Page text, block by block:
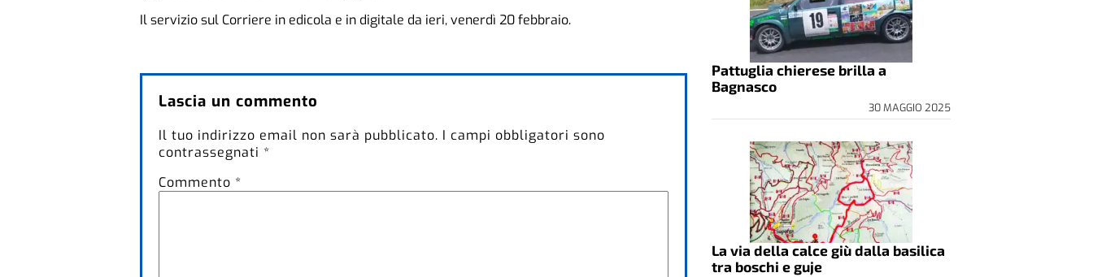
Il servizio sul Corriere in edicola e in digitale da ieri, venerdì 20 febbraio.
Lascia un commento
Il tuo indirizzo email non sarà pubblicato. I campi obbligatori sono
contrassegnati *
Commento *
Pattuglia chierese brilla a
Bagnasco
30 MAGGIO 2025
La via della calce giù dalla basilica
tra boschi e guje